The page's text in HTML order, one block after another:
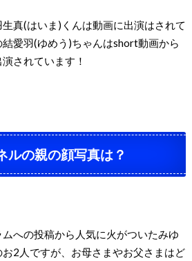
真(はいま)くんは動画に出演はされて
愛羽(ゆめう)ちゃんはshort動画から
されています！
ルの親の顔写真は？
への投稿から人気に火がついたみゆ
2人ですが、 お母さまやお父さまはど